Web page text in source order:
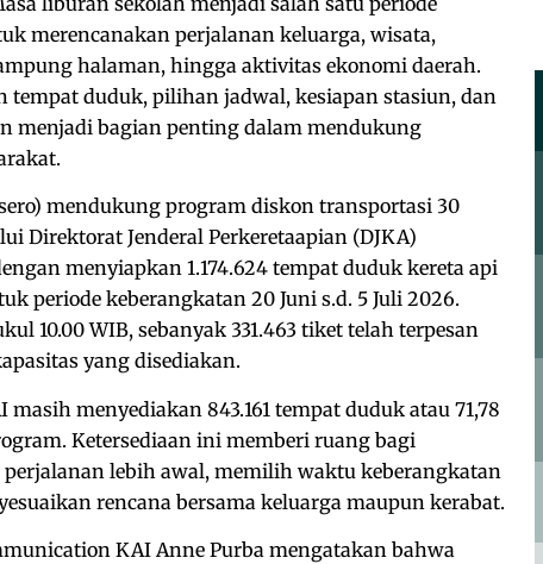
merencanakan perjalanan keluarga, wisata,
halaman, hingga aktivitas ekonomi daerah.
tempat duduk, pilihan jadwal, kesiapan stasiun, dan
menjadi bagian penting dalam mendukung
mendukung program diskon transportasi 30
Direktorat Jenderal Perkeretaapian (DJKA)
menyiapkan 1.174.624 tempat duduk kereta api
periode keberangkatan 20 Juni s.d. 5 Juli 2026.
10.00 WIB, sebanyak 331.463 tiket telah terpesan
yang disediakan.
menyediakan 843.161 tempat duduk atau 71,78
Ketersediaan ini memberi ruang bagi
lebih awal, memilih waktu keberangkatan
rencana bersama keluarga maupun kerabat.
KAI Anne Purba mengatakan bahwa